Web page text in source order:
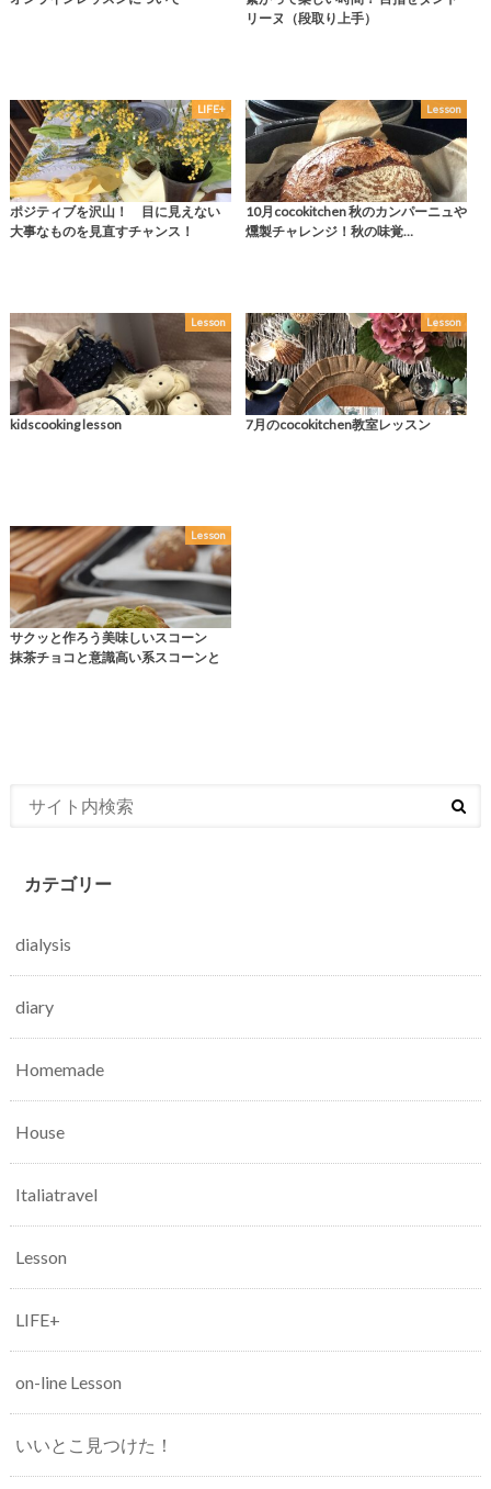
リーヌ（段取り上手）
LIFE+
ポジティブを沢山！ 目に見えない
大事なものを見直すチャンス！
Lesson
10月cocokitchen 秋のカンパーニュや
燻製チャレンジ！秋の味覚…
Lesson
kidscooking lesson
Lesson
7月のcocokitchen教室レッスン
Lesson
サクッと作ろう美味しいスコーン
抹茶チョコと意識高い系スコーンと
カテゴリー
dialysis
diary
Homemade
House
Italiatravel
Lesson
LIFE+
on-line Lesson
いいとこ見つけた！